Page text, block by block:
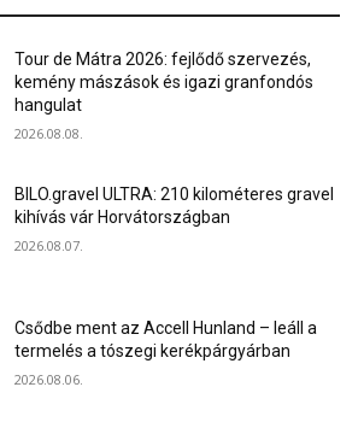
Tour de Mátra 2026: fejlődő szervezés,
kemény mászások és igazi granfondós
hangulat
2026.08.08.
BILO.gravel ULTRA: 210 kilométeres gravel
kihívás vár Horvátországban
2026.08.07.
Csődbe ment az Accell Hunland – leáll a
termelés a tószegi kerékpárgyárban
2026.08.06.